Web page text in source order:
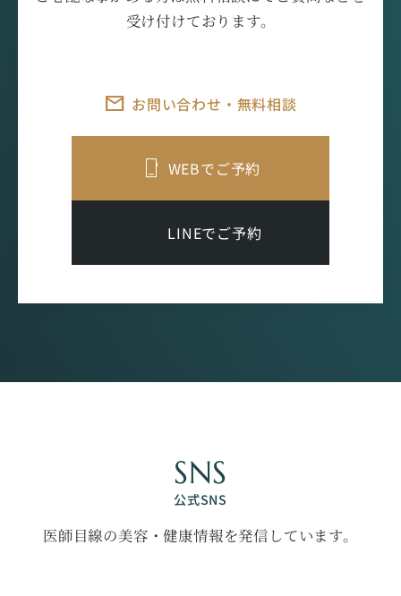
受け付けております。
お問い合わせ・無料相談
WEBでご予約
LINEでご予約
SNS
公式SNS
医師目線の美容・健康情報を発信しています。